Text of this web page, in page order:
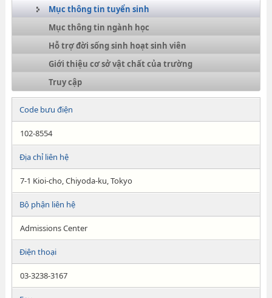
Mục thông tin tuyển sinh
Mục thông tin ngành học
Hỗ trợ đời sống sinh hoạt sinh viên
Giới thiệu cơ sở vật chất của trường
Truy cập
Code bưu điện
102-8554
Địa chỉ liên hệ
7-1 Kioi-cho, Chiyoda-ku, Tokyo
Bộ phận liên hệ
Admissions Center
Điện thoại
03-3238-3167